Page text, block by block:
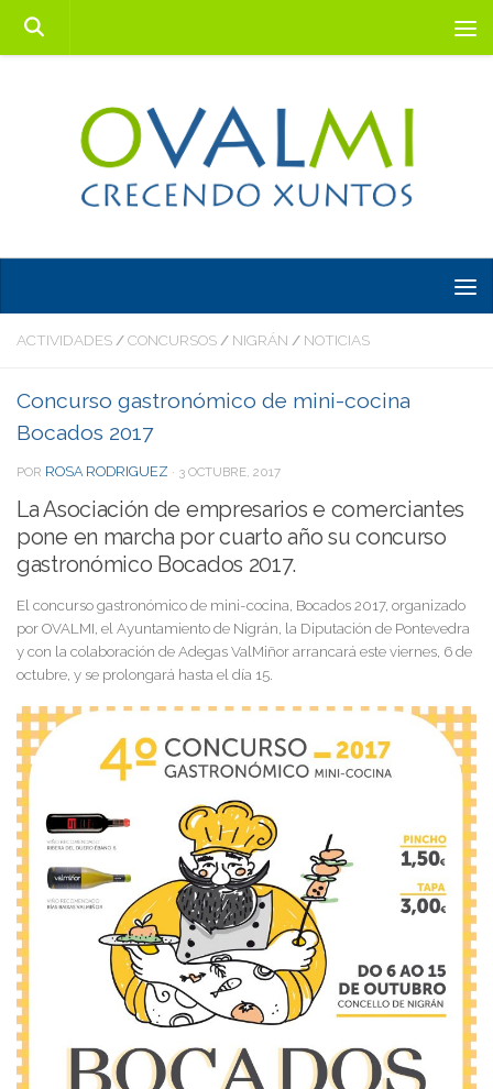
Saltar al contenido
ACTIVIDADES / CONCURSOS / NIGRÁN / NOTICIAS
Concurso gastronómico de mini-cocina
Bocados 2017
POR ROSA RODRIGUEZ · 3 OCTUBRE, 2017
La Asociación de empresarios e comerciantes
pone en marcha por cuarto año su concurso
gastronómico Bocados 2017.
El concurso gastronómico de mini-cocina, Bocados 2017, organizado
por OVALMI, el Ayuntamiento de Nigrán, la Diputación de Pontevedra
y con la colaboración de Adegas ValMiñor arrancará este viernes, 6 de
octubre, y se prolongará hasta el día 15.